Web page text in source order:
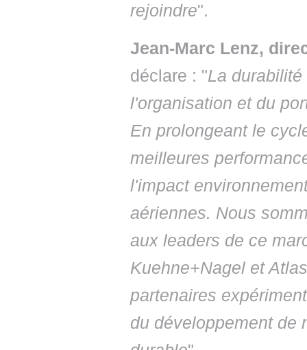
rejoindre".
Jean-Marc Lenz,
déclare : "La
l'organisation et du
En prolongeant le
meilleures
l'impact
aériennes. Nous
aux leaders de ce
Kuehne+Nagel et
partenaires
du développement de